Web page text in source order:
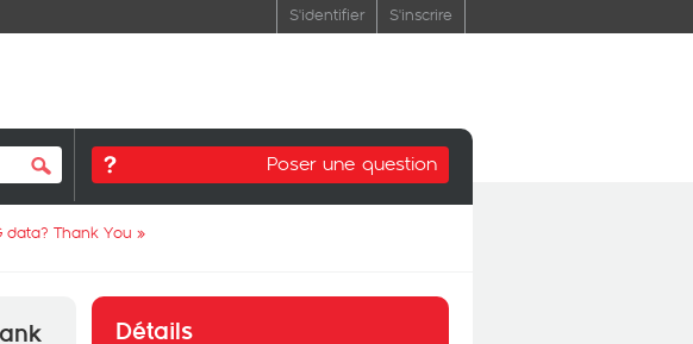
S'identifier S'inscrire
Poser une question
Thank You »
Détails